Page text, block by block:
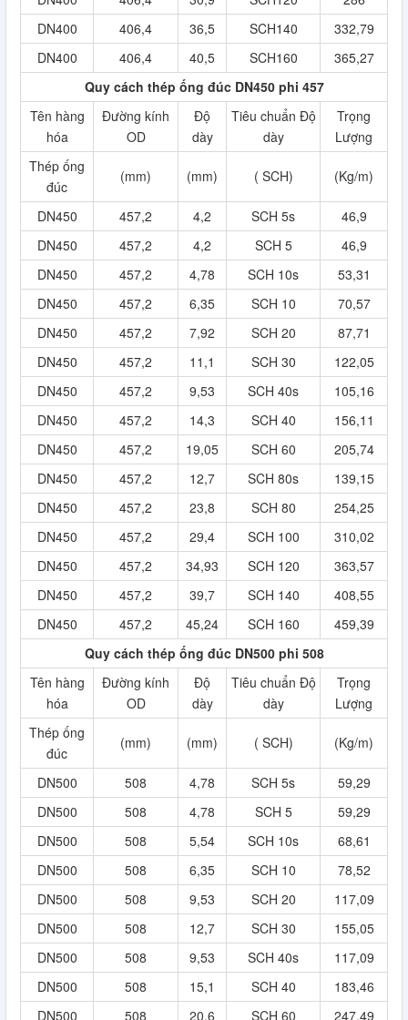
DN400
406,4 36,5 SCH140
332,79
DN400
406,4 40,5 SCH160
365,27
Quy cách thép ống đúc DN450 phi 457
Tên hàng
hóa
Đường kính
OD
Độ
dày
Tiêu chuẩn Độ
dày
Trọng
Lượng
Thép ống
đúc
(mm) (mm) ( SCH) (Kg/m)
DN450 457,2 4,2 SCH 5s
46,9
DN450
457,2 4,2 SCH 5
46,9
DN450
457,2 4,78 SCH 10s
53,31
DN450
457,2 6,35 SCH 10
70,57
DN450
457,2 7,92 SCH 20
87,71
DN450
457,2 11,1 SCH 30
122,05
DN450
457,2 9,53 SCH 40s
105,16
DN450
457,2 14,3 SCH 40
156,11
DN450
457,2 19,05 SCH 60
205,74
DN450
457,2 12,7 SCH 80s
139,15
DN450
457,2 23,8 SCH 80
254,25
DN450
457,2 29,4 SCH 100
310,02
DN450
457,2 34,93 SCH 120
363,57
DN450
457,2 39,7 SCH 140
408,55
DN450
457,2 45,24 SCH 160
459,39
Quy cách thép ống đúc DN500 phi 508
Tên hàng
hóa
Đường kính
OD
Độ
dày
Tiêu chuẩn Độ
dày
Trọng
Lượng
Thép ống
đúc
(mm) (mm) ( SCH) (Kg/m)
DN500 508 4,78 SCH 5s
59,29
DN500
508 4,78 SCH 5
59,29
DN500
508 5,54 SCH 10s
68,61
DN500
508 6,35 SCH 10
78,52
DN500
508 9,53 SCH 20
117,09
DN500
508 12,7 SCH 30
155,05
DN500
508 9,53 SCH 40s
117,09
DN500
508 15,1 SCH 40
183,46
DN500
508 20,6 SCH 60 247,49